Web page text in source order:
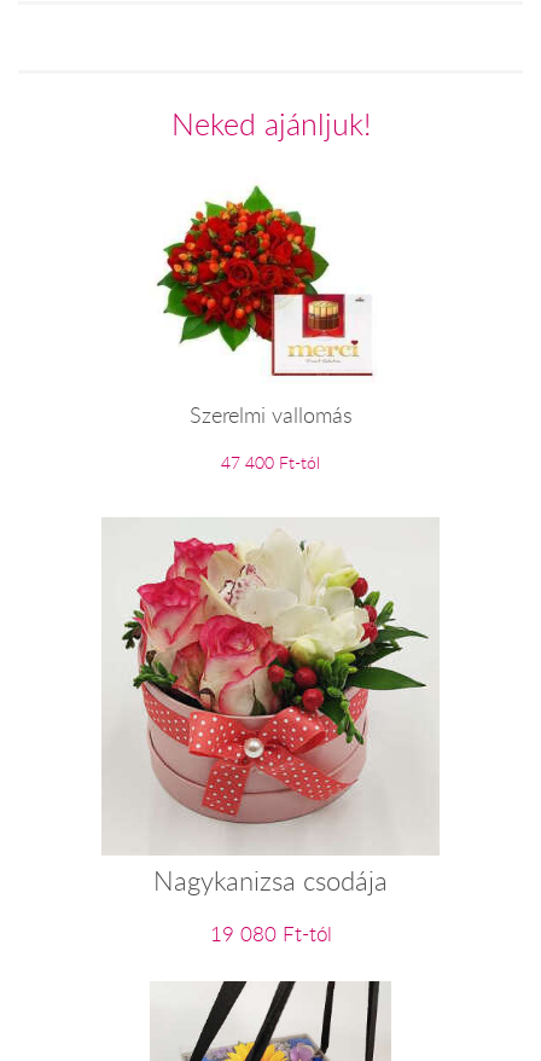
Neked ajánljuk!
Szerelmi vallomás
47 400 Ft-tól
Nagykanizsa csodája
19 080 Ft-tól